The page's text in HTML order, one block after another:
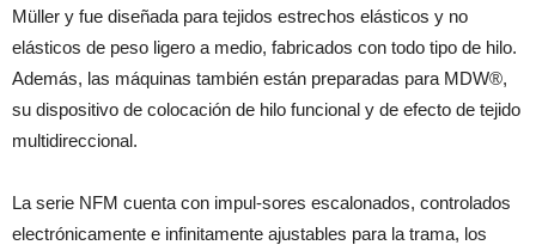
Müller y fue diseñada para tejidos estrechos elásticos y no
elásticos de peso ligero a medio, fabricados con todo tipo de hilo.
Además, las máquinas también están preparadas para MDW®,
su dispositivo de colocación de hilo funcional y de efecto de tejido
multidireccional.
La serie NFM cuenta con impul-sores escalonados, controlados
electrónicamente e infinitamente ajustables para la trama, los